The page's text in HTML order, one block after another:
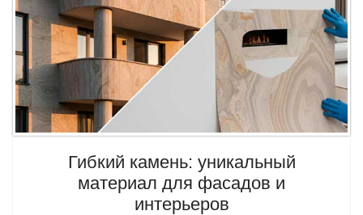
Гибкий камень: уникальный
материал для фасадов и
интерьеров